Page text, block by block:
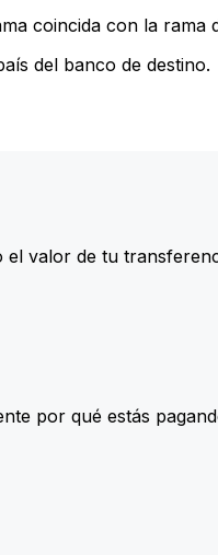
coincida con la rama
del banco de destino.
el valor de tu
por qué estás